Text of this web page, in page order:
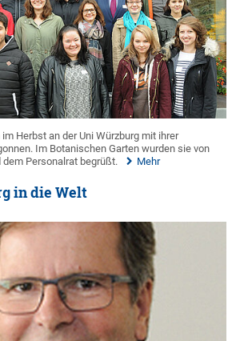
Herbst an der Uni Würzburg mit ihrer
Im Botanischen Garten wurden sie von
dem Personalrat begrüßt.
Mehr
in die Welt